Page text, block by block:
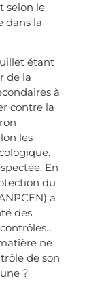
selon le
dans la
étant
de la
à
contre la
les
En
du
a
des
ne
de son
?